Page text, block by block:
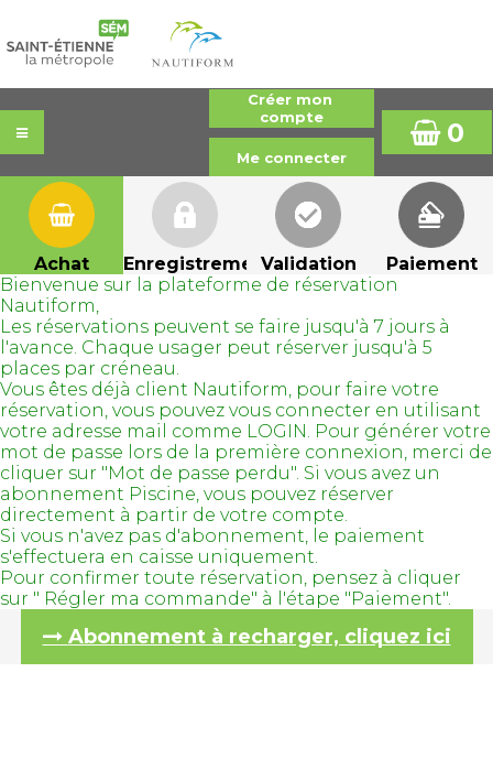
0
Achat EnregistrementValidation
Paiement
Bienvenue sur la plateforme de réservation
Nautiform,
Les réservations peuvent se faire jusqu'à 7 jours à
l'avance. Chaque usager peut réserver jusqu'à 5
places par créneau.
Vous êtes déjà client Nautiform, pour faire votre
réservation, vous pouvez vous connecter en utilisant
votre adresse mail comme LOGIN. Pour générer votre
mot de passe lors de la première connexion, merci de
cliquer sur "Mot de passe perdu". Si vous avez un
abonnement Piscine, vous pouvez réserver
directement à partir de votre compte.
Si vous n'avez pas d'abonnement, le paiement
s'effectuera en caisse uniquement.
Pour confirmer toute réservation, pensez à cliquer
sur " Régler ma commande" à l'étape "Paiement".
Abonnement à recharger, cliquez ici